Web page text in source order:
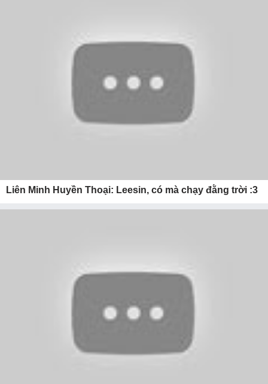
Liên Minh Huyền Thoại: Leesin, có mà chạy đằng trời :3